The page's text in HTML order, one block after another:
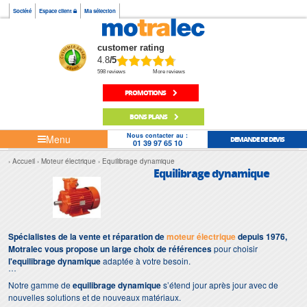
Société Espace client Ma sélection
customer rating
4.8/5
598 reviews More reviews
PROMOTIONS
BONS PLANS
Menu Nous contacter au :
01 39 97 65 10 DEMANDE DE DEVIS
Accueil Moteur électrique Equilibrage dynamique
Equilibrage dynamique
Spécialistes de la vente et réparation demoteur électriquedepuis 1976,
Motralec vous propose un large choix de référencespour choisir
l'equilibrage dynamiqueadaptée à votre besoin.
Notre gamme deequilibrage dynamiques’étend jour après jour avec de
nouvelles solutions et de nouveaux matériaux.